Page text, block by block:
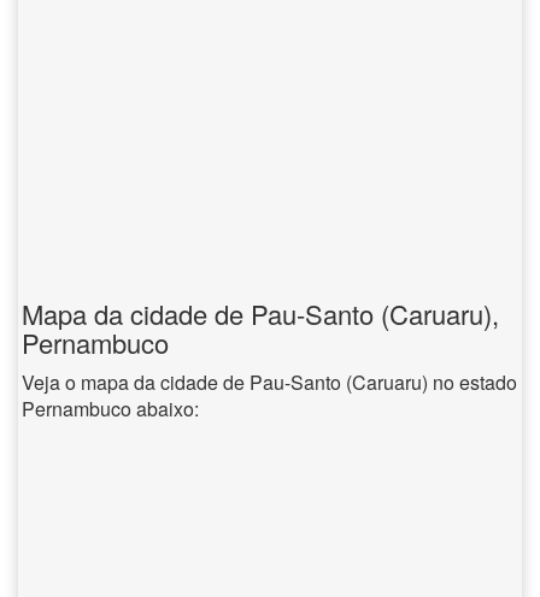
Mapa da cidade de Pau-Santo (Caruaru),
Pernambuco
Veja o mapa da cidade de Pau-Santo (Caruaru) no estado
Pernambuco abaixo: